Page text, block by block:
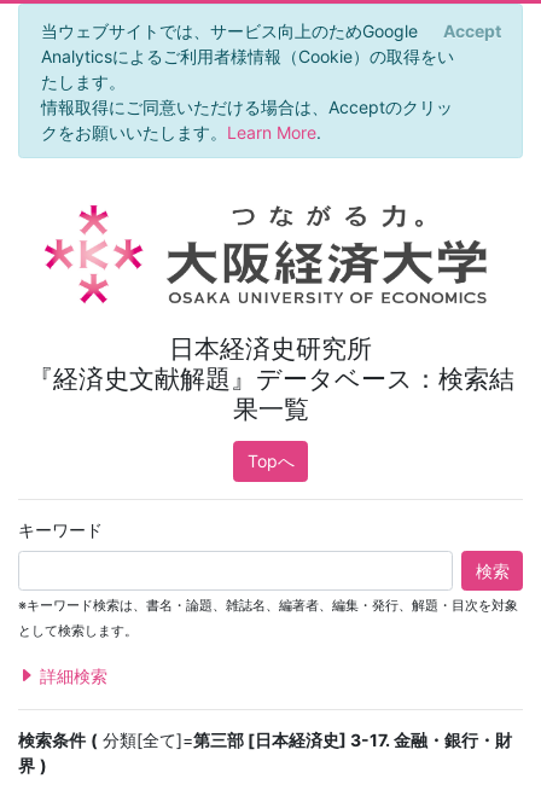
当ウェブサイトでは、サービス向上のためGoogle
Analyticsによるご利用者様情報（Cookie）の取得をい
たします。
情報取得にご同意いただける場合は、Acceptのクリッ
クをお願いいたします。 Learn More.
Accept
日本経済史研究所
『経済史文献解題』データベース：検索結
果一覧
Topへ
キーワード
検索
※キーワード検索は、書名・論題、雑誌名、編著者、編集・発行、解題・目次を対象
として検索します。
詳細検索
検索条件 分類[全て]=第三部 [日本経済史] 3-17. 金融・銀行・財
界
×